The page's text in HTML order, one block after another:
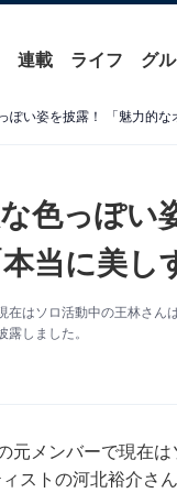
連載 ライフ グ
ぽい姿を披露！ 「魅力的
色っぽい
当に美し
はソロ活動中の王林さん
しました。
元メンバーで現在
ストの河北裕介さ